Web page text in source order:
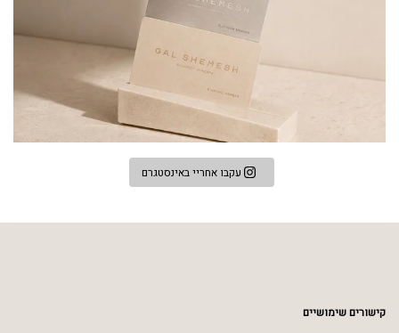
עקבו אחריי באינסטגרם
קישורים שימושיים